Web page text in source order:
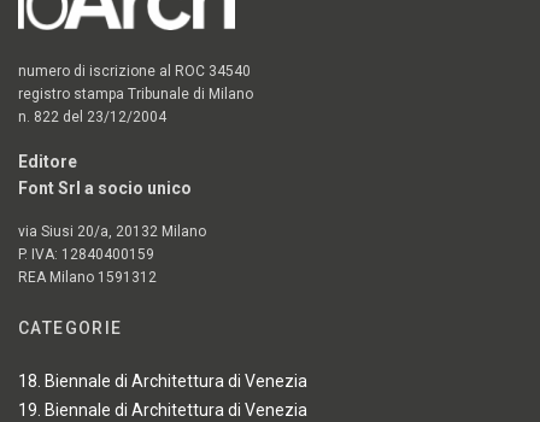
numero di iscrizione al ROC 34540
registro stampa Tribunale di Milano
n. 822 del 23/12/2004
Editore
Font Srl a socio unico
via Siusi 20/a, 20132 Milano
P. IVA: 12840400159
REA Milano 1591312
CATEGORIE
18. Biennale di Architettura di Venezia
19. Biennale di Architettura di Venezia